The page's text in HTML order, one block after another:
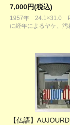
7,000円(税込)
1957年 24.1×31.0
に経年によるヤケ、汚
【仏語】